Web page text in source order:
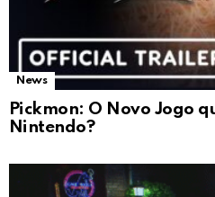
News
Pickmon: O Novo Jogo
Nintendo?